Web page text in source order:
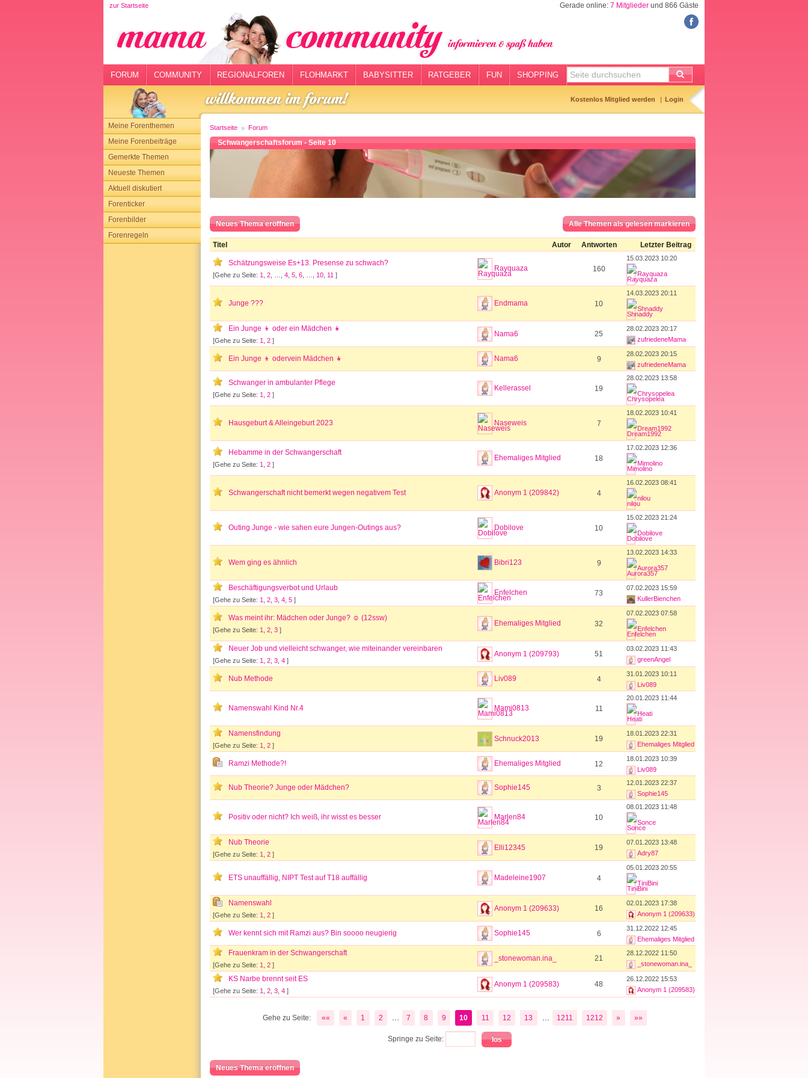
zur Startseite Gerade online: 7 Mitglieder und 866 Gäste
FORUM COMMUNITY REGIONALFOREN FLOHMARKT BABYSITTER RATGEBER FUN SHOPPING
Kostenlos Mitglied werden Login
Meine Forenthemen
Meine Forenbeiträge
Gemerkte Themen
Neueste Themen
Aktuell diskutiert
Forenticker
Forenbilder
Forenregeln
Startseite Forum
Schwangerschaftsforum - Seite 10
Neues Thema eröffnen Alle Themen als gelesen markieren
Titel Autor Antworten Letzter Beitrag
Schätzungsweise Es+13. Presense zu schwach?
[Gehe zu Seite: 1 2 4 5 6 10 11 ]
Rayquaza 160
15.03.2023 10:20
Rayquaza
Junge ??? Endmama 10
14.03.2023 20:11
Shnaddy
Ein Junge 👦 oder ein Mädchen 👧
[Gehe zu Seite: 1 2 ]
Nama6 25
28.02.2023 20:17
zufriedeneMama
Ein Junge 👦 odervein Mädchen 👧 Nama6 9
28.02.2023 20:15
zufriedeneMama
Schwanger in ambulanter Pflege
[Gehe zu Seite: 1 2 ]
Kellerassel 19
28.02.2023 13:58
Chrysopelea
Hausgeburt & Alleingeburt 2023 Naseweis 7
18.02.2023 10:41
Dream1992
Hebamme in der Schwangerschaft
[Gehe zu Seite: 1 2 ]
Ehemaliges Mitglied 18
17.02.2023 12:36
Mimolino
Schwangerschaft nicht bemerkt wegen negativem Test Anonym 1 (209842) 4
16.02.2023 08:41
nilou
Outing Junge - wie sahen eure Jungen-Outings aus? Dobilove 10
15.02.2023 21:24
Dobilove
Wem ging es ähnlich Bibri123 9
13.02.2023 14:33
Aurora357
Beschäftigungsverbot und Urlaub
[Gehe zu Seite: 1 2 3 4 5 ]
Enfelchen 73
07.02.2023 15:59
KullerBienchen
Was meint ihr: Mädchen oder Junge? ☺️ (12ssw)
[Gehe zu Seite: 1 2 3 ]
Ehemaliges Mitglied 32
07.02.2023 07:58
Enfelchen
Neuer Job und vielleicht schwanger, wie miteinander vereinbaren
[Gehe zu Seite: 1 2 3 4 ]
Anonym 1 (209793) 51
03.02.2023 11:43
greenAngel
Nub Methode Liv089 4
31.01.2023 10:11
Liv089
Namenswahl Kind Nr.4 Mami0813 11
20.01.2023 11:44
Heati
Namensfindung
[Gehe zu Seite: 1 2 ]
Schnuck2013 19
18.01.2023 22:31
Ehemaliges Mitglied
Ramzi Methode?! Ehemaliges Mitglied 12
18.01.2023 10:39
Liv089
Nub Theorie? Junge oder Mädchen? Sophie145 3
12.01.2023 22:37
Sophie145
Positiv oder nicht? Ich weiß, ihr wisst es besser Marlen84 10
08.01.2023 11:48
Sonce
Nub Theorie
[Gehe zu Seite: 1 2 ]
Elli12345 19
07.01.2023 13:48
Adry87
ETS unauffällig, NIPT Test auf T18 auffällig Madeleine1907 4
05.01.2023 20:55
TiniBini
Namenswahl
[Gehe zu Seite: 1 2 ]
Anonym 1 (209633) 16
02.01.2023 17:38
Anonym 1 (209633)
Wer kennt sich mit Ramzi aus? Bin soooo neugierig Sophie145 6
31.12.2022 12:45
Ehemaliges Mitglied
Frauenkram in der Schwangerschaft
[Gehe zu Seite: 1 2 ]
_stonewoman.ina_ 21
28.12.2022 11:50
_stonewoman.ina_
KS Narbe brennt seit ES
[Gehe zu Seite: 1 2 3 4 ]
Anonym 1 (209583) 48
26.12.2022 15:53
Anonym 1 (209583)
Gehe zu Seite: «« « 1 2 7 8 9 10 11 12 13 1211 1212 » »»
Springe zu Seite:
Neues Thema eröffnen